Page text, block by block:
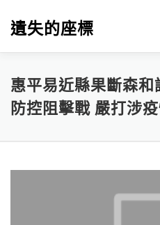
遺失的座標
惠平易近縣果斷森
防控阻擊戰 嚴打涉